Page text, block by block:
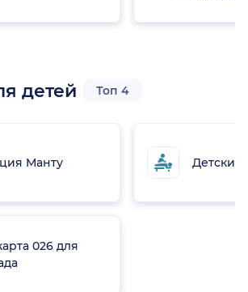
детей Топ 4
Манту
026 для
Детский